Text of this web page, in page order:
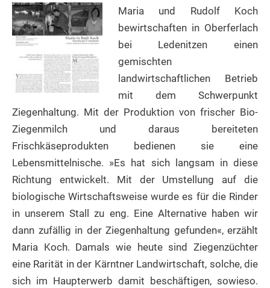
Maria und Rudolf Koch
bewirtschaften in Oberferlach
bei Ledenitzen einen
gemischten
landwirtschaftlichen Betrieb
mit dem Schwerpunkt
Ziegenhaltung. Mit der Produktion von frischer Bio-
Ziegenmilch und daraus bereiteten
Frischkäseprodukten bedienen sie eine
Lebensmittelnische. »Es hat sich langsam in diese
Richtung entwickelt. Mit der Umstellung auf die
biologische Wirtschaftsweise wurde es für die Rinder
in unserem Stall zu eng. Eine Alternative haben wir
dann zufällig in der Ziegenhaltung gefunden«, erzählt
Maria Koch. Damals wie heute sind Ziegenzüchter
eine Rarität in der Kärntner Landwirtschaft, solche, die
sich im Haupterwerb damit beschäftigen, sowieso.